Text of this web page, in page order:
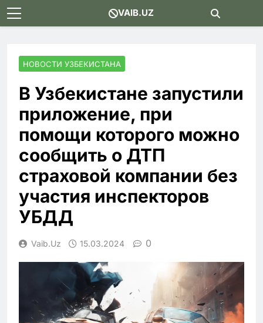
Skip
to
VAIB.UZ
НОВОСТИ УЗБЕКИСТАНА
В Узбекистане запустили
приложение, при
помощи которого можно
сообщить о ДТП
страховой компании без
участия инспекторов
УБДД
Vaib.uz 15.03.2024 0